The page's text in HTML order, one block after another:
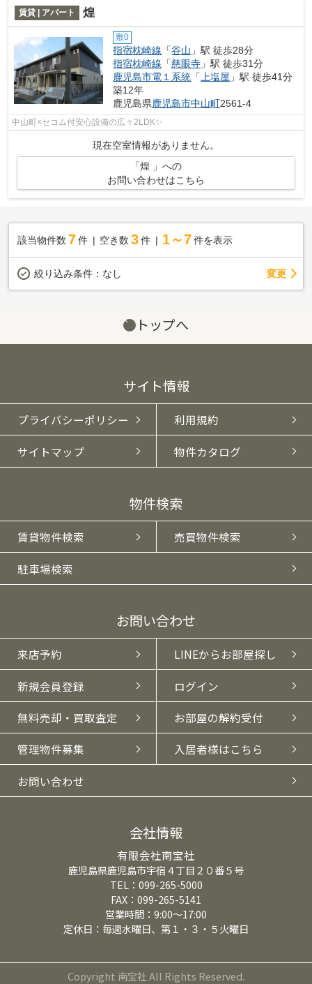
賃貸 | アパート 煌
敷0
指宿枕崎線 「谷山 」駅 徒歩28分
指宿枕崎線 「慈眼寺 」駅 徒歩31分
鹿児島市電１系統 「 上塩屋 」駅 徒歩41分
築12年
鹿児島県鹿児島市中山町2561-4
中山町×セコム付安心設備の広々2LDK✨
現在空室情報がありません。
「煌 」への
お問い合わせはこちら
該当物件数 7件 空き数 3 件 1～7 件を表示
絞り込み条件： なし 変更
トップへ
サイト情報
プライバシーポリシー 利用規約
サイトマップ 物件カタログ
物件検索
賃貸物件検索 売買物件検索
駐車場検索
お問い合わせ
来店予約 LINEからお部屋探し
新規会員登録 ログイン
無料売却・買取査定 お部屋の解約受付
管理物件募集 入居者様はこちら
お問い合わせ
会社情報
有限会社南宝社
鹿児島県鹿児島市宇宿４丁目２０番５号
TEL：099-265-5000
FAX：099-265-5141
営業時間：9:00～17:00
定休日：毎週水曜日、第１・３・５火曜日
Copyright 南宝社 All Rights Reserved.